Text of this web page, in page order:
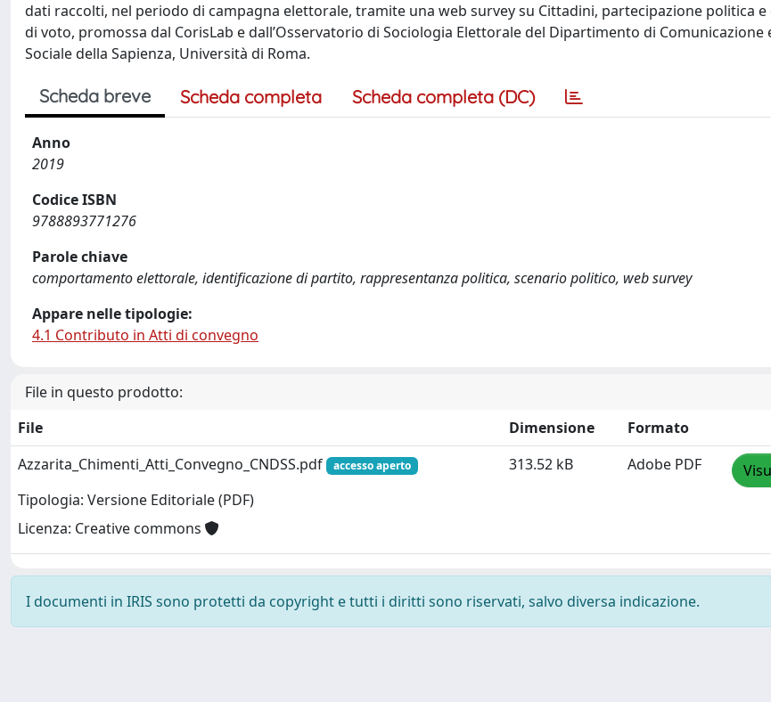
dati raccolti, nel periodo di campagna elettorale, tramite una web survey su Cittadini, partecipazione politica
di voto, promossa dal CorisLab e dall’Osservatorio di Sociologia Elettorale del Dipartimento di Comunicazione
Sociale della Sapienza, Università di Roma.
Scheda breve Scheda completa Scheda completa (DC)
Anno
2019
Codice ISBN
9788893771276
Parole chiave
comportamento elettorale, identificazione di partito, rappresentanza politica, scenario politico, web survey
Appare nelle tipologie:
4.1 Contributo in Atti di convegno
File in questo prodotto:
File
Dimensione
Formato
Azzarita_Chimenti_Atti_Convegno_CNDSS.pdf
accesso aperto
Tipologia: Versione Editoriale (PDF)
Licenza: Creative commons
313.52 kB Adobe PDF
I documenti in IRIS sono protetti da copyright e tutti i diritti sono riservati, salvo diversa indicazione.